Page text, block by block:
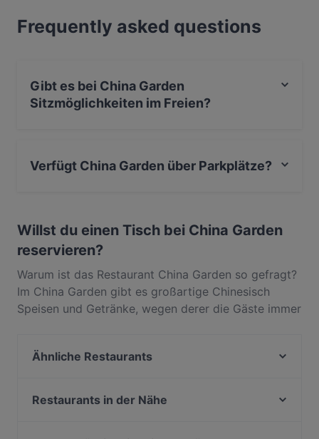
Feinschmeckererlebnis bist, entdecke die Gerichte
im China Garden und erlebe authentische Chinesisch
Frequently asked questions
Gibt es bei China Garden
Sitzmöglichkeiten im Freien?
Verfügt China Garden über Parkplätze?
Willst du einen Tisch bei China Garden
reservieren?
Warum ist das Restaurant China Garden so gefragt?
Im China Garden gibt es großartige Chinesisch
Speisen und Getränke, wegen derer die Gäste immer
Kantonesisch. Finde heraus, was China Garden von
reserviere noch heute einen Tisch für deinen
Ähnliche Restaurants
Zalero Restaurant
Restaurants in der Nähe